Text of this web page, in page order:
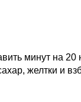
минут на 20
желтки и